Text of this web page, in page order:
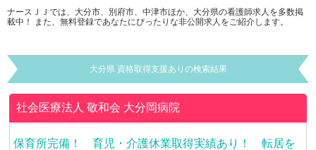
ナースＪＪでは、大分市、別府市、中津市ほか、大分県の看護師求人を多数掲
載中！ また、無料登録であなたにぴったりな非公開求人をご紹介します。
大分県 資格取得支援ありの検索結果
社会医療法人 敬和会 大分岡病院
保育所完備！ 育児・介護休業取得実績あり！ 転居を